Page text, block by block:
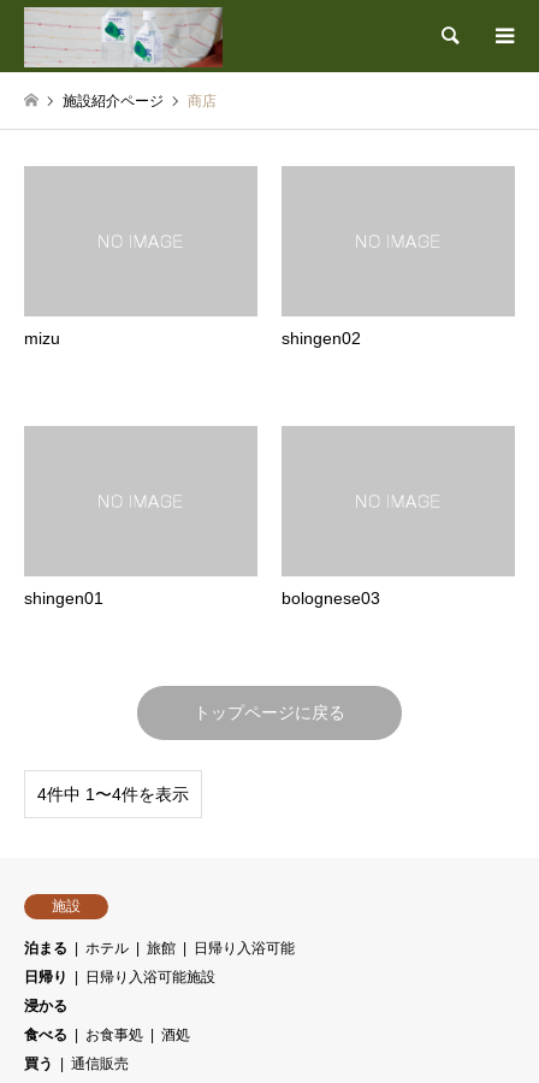
検索
施設紹介ページ 商店
mizu shingen02
shingen01 bolognese03
トップページに戻る
4件中 1〜4件を表示
施設
泊まる ホテル 旅館
日帰り入浴可能
日帰り
日帰り入浴可能施設
浸かる
食べる
お食事処
酒処
買う
通信販売